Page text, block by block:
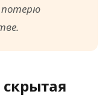
потерю